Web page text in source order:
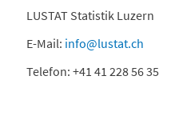
LUSTAT Statistik Luzern
E-Mail: info@lustat.ch
Telefon: +41 41 228 56 35